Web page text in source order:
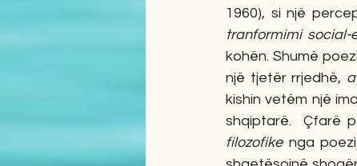
1960), si një
tranformimi social-
kohën. Shumë
një tjetër rrjedhë,
kishin vetëm një
shqiptarë.  Çfarë
filozofike nga